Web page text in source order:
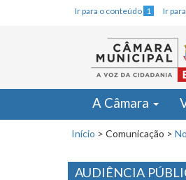
Ir para o conteúdo 1 Ir
A Câmara
Início > Comunicação >
AUDIÊNCIA